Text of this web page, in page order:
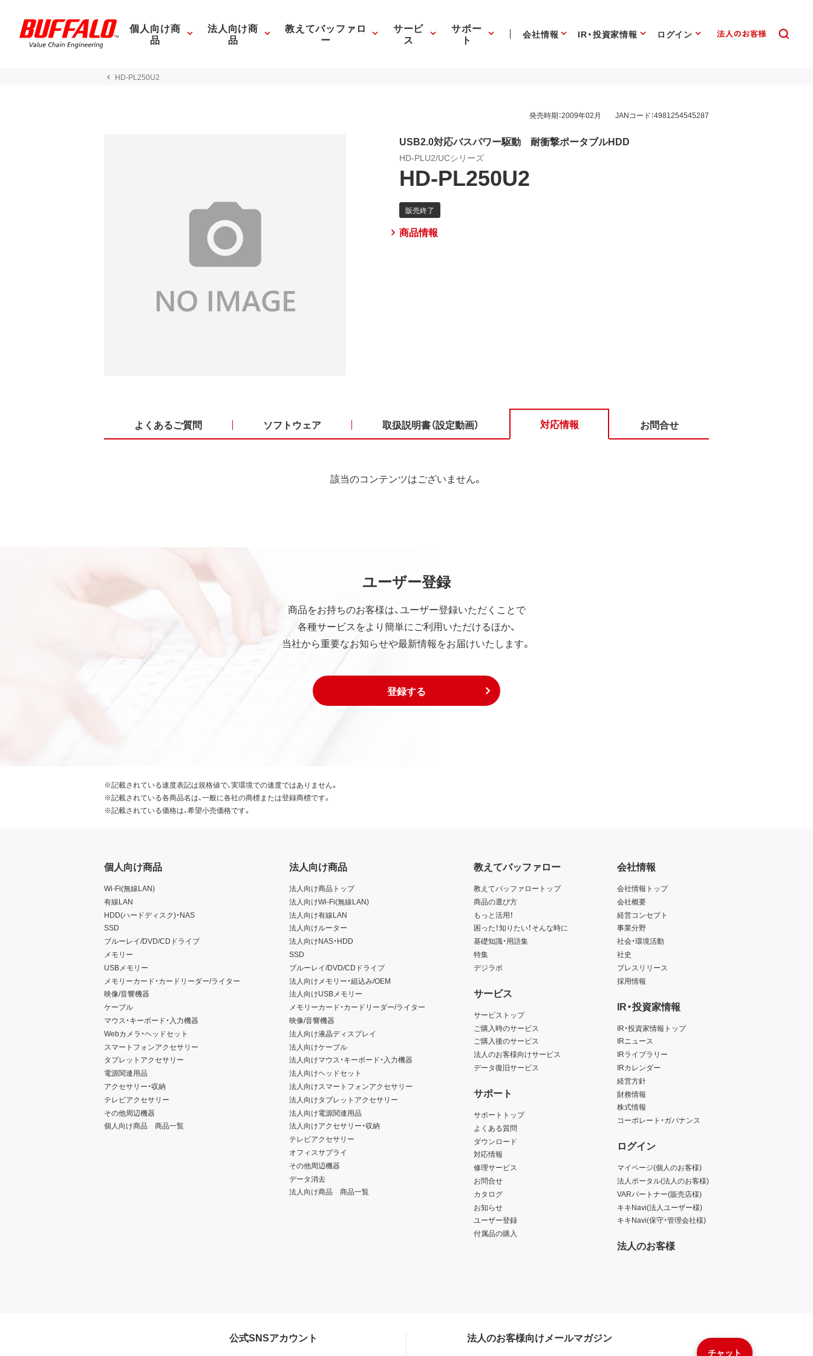
個人向け商
品
法人向け商
品
教えてバッファロ
ー
サービ
ス
サポー
ト 会社情報 IR・投資家情報 ログイン
HD-PL250U2
発売時期：2009年02月 JANコード：4981254545287
USB2.0対応バスパワー駆動 耐衝撃ポータブルHDD
HD-PLU2/UCシリーズ
HD-PL250U2
商品情報
よくあるご質問 ソフトウェア 取扱説明書（設定動画） 対応情報 お問合せ
該当のコンテンツはございません。
ユーザー登録
商品をお持ちのお客様は、ユーザー登録いただくことで
各種サービスをより簡単にご利用いただけるほか、
当社から重要なお知らせや最新情報をお届けいたします。
登録する
チャット
※記載されている速度表記は規格値で、実環境での速度ではありません。
※記載されている各商品名は、一般に各社の商標または登録商標です。
※記載されている価格は、希望小売価格です。
個人向け商品
Wi-Fi(無線LAN)
有線LAN
HDD(ハードディスク)・NAS
SSD
ブルーレイ/DVD/CDドライブ
メモリー
USBメモリー
メモリーカード・カードリーダー/ライター
映像/音響機器
ケーブル
マウス・キーボード・入力機器
Webカメラ・ヘッドセット
スマートフォンアクセサリー
タブレットアクセサリー
電源関連用品
アクセサリー・収納
テレビアクセサリー
その他周辺機器
個人向け商品 商品一覧
法人向け商品
法人向け商品トップ
法人向けWi-Fi(無線LAN)
法人向け有線LAN
法人向けルーター
法人向けNAS・HDD
SSD
ブルーレイ/DVD/CDドライブ
法人向けメモリー・組込み/OEM
法人向けUSBメモリー
メモリーカード・カードリーダー/ライター
映像/音響機器
法人向け液晶ディスプレイ
法人向けケーブル
法人向けマウス・キーボード・入力機器
法人向けヘッドセット
法人向けスマートフォンアクセサリー
法人向けタブレットアクセサリー
法人向け電源関連用品
法人向けアクセサリー・収納
テレビアクセサリー
オフィスサプライ
その他周辺機器
データ消去
法人向け商品 商品一覧
教えてバッファロー
教えてバッファロートップ
商品の選び方
もっと活用！
困った！知りたい！そんな時に
基礎知識・用語集
特集
デジラボ
サービス
サービストップ
ご購入時のサービス
ご購入後のサービス
法人のお客様向けサービス
データ復旧サービス
サポート
サポートトップ
よくある質問
ダウンロード
対応情報
修理サービス
お問合せ
カタログ
お知らせ
ユーザー登録
付属品の購入
会社情報
会社情報トップ
会社概要
経営コンセプト
事業分野
社会・環境活動
社史
プレスリリース
採用情報
IR・投資家情報
IR・投資家情報トップ
IRニュース
IRライブラリー
IRカレンダー
経営方針
財務情報
株式情報
コーポレート・ガバナンス
ログイン
マイページ(個人のお客様)
法人ポータル(法人のお客様)
VARパートナー(販売店様)
キキNavi(法人ユーザー様)
キキNavi(保守・管理会社様)
法人のお客様
公式SNSアカウント 法人のお客様向けメールマガジン